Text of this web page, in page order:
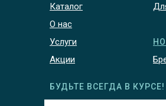
Каталог
О нас
Услуги
Акции
БУДЬТЕ ВСЕГДА В КУРСЕ!